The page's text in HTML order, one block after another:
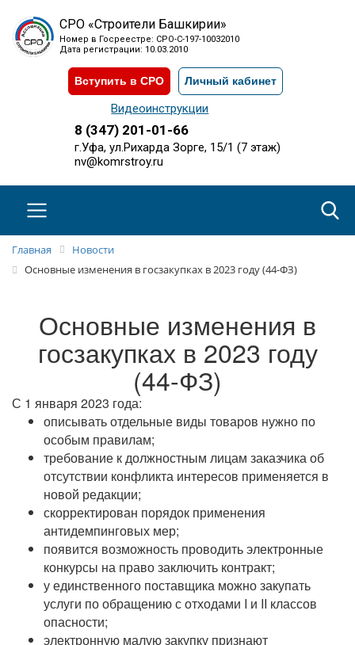
СРО «Строители Башкирии»
Номер в Госреестре: СРО-С-197-10032010
Дата регистрации: 10.03.2010
Вступить в СРО Личный кабинет
Видеоинструкции
8 (347) 201-01-66
г.Уфа, ул.Рихарда Зорге, 15/1 (7 этаж)
nv@komrstroy.ru
Главная
Новости
Основные изменения в госзакупках в 2023 году (44-ФЗ)
Основные изменения в
госзакупках в 2023 году
(44-ФЗ)
С 1 января 2023 года:
описывать отдельные виды товаров нужно по
особым правилам;
требование к должностным лицам заказчика об
отсутствии конфликта интересов применяется в
новой редакции;
скорректирован порядок применения
антидемпинговых мер;
появится возможность проводить электронные
конкурсы на право заключить контракт;
у единственного поставщика можно закупать
услуги по обращению с отходами I и II классов
опасности;
электронную малую закупку признают